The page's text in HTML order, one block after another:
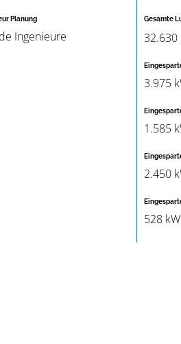
Planung
Ingenieure
Gesamte
32.630
3.975
1.585
2.450
528 kW